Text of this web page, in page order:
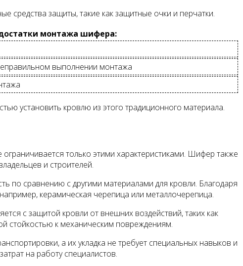
средства защиты, такие как защитные очки и перчатки.
монтажа шифера:
выполнении монтажа
установить кровлю из этого традиционного материала.
только этими характеристиками. Шифер также
и строителей.
по сравнению с другими материалами для кровли. Благодаря
керамическая черепица или металлочерепица.
с защитой кровли от внешних воздействий, таких как
стойкостью к механическим повреждениям.
а их укладка не требует специальных навыков и
на работу специалистов.